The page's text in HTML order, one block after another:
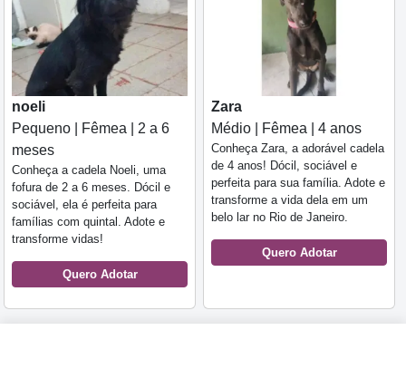
noeli
Pequeno | Fêmea | 2 a 6
meses
Conheça a cadela Noeli, uma
fofura de 2 a 6 meses. Dócil e
sociável, ela é perfeita para
famílias com quintal. Adote e
transforme vidas!
Quero Adotar
Zara
Médio | Fêmea | 4 anos
Conheça Zara, a adorável cadela
de 4 anos! Dócil, sociável e
perfeita para sua família. Adote e
transforme a vida dela em um
belo lar no Rio de Janeiro.
Quero Adotar